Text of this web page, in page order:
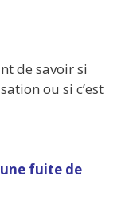
de savoir si
ou si c’est
une fuite de